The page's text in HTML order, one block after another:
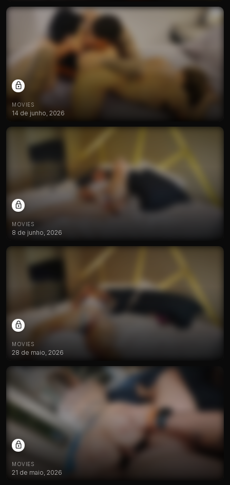
MOVIES
14 de junho, 2026
MOVIES
8 de junho, 2026
MOVIES
28 de maio, 2026
MOVIES
21 de maio, 2026